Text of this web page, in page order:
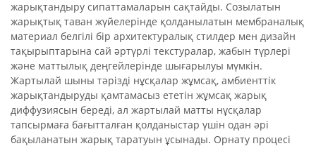
жарықтандыру сипаттамаларын сақтайды. Созылатын
жарықтық таван жүйелерінде қолданылатын мембраналық
материал белгілі бір архитектуралық стилдер мен дизайн
тақырыптарына сай әртүрлі текстуралар, жабын түрлері
және маттылық деңгейлерінде шығарылуы мүмкін.
Жартылай шыны тәрізді нұсқалар жұмсақ, амбиенттік
жарықтандыруды қамтамасыз ететін жұмсақ жарық
диффузиясын береді, ал жартылай матты нұсқалар
тапсырмаға бағытталған қолданыстар үшін одан әрі
бақыланатын жарық таратуын ұсынады. Орнату процесі